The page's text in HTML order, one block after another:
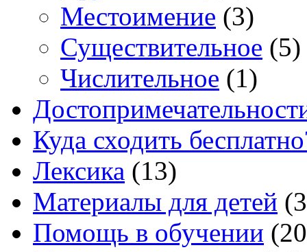
Местоимение (3)
Существительное (5)
Числительное (1)
Куда сходить
Лексика (13)
Материалы для детей
Помощь в обучении